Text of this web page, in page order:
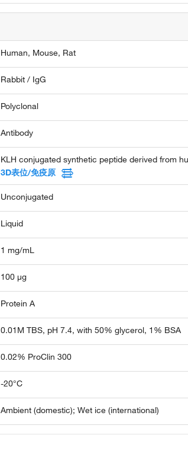
Human, Mouse, Rat
Rabbit / IgG
Polyclonal
Antibody
KLH conjugated synthetic peptide derived from
3D表位/免疫原
Unconjugated
Liquid
1 mg/mL
100 µg
Protein A
0.01M TBS, pH 7.4, with 50% glycerol, 1% BSA
0.02% ProClin 300
-20°C
Ambient (domestic); Wet ice (international)